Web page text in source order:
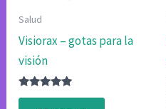
Salud
Visiorax – gotas para la
visión
Valorado